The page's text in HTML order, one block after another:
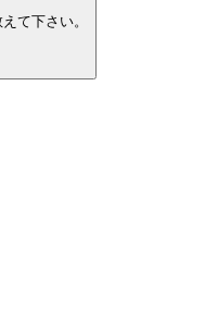
て下さい。